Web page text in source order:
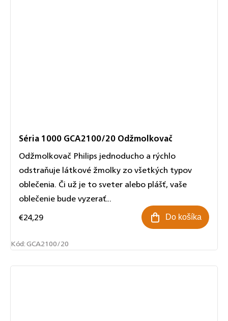
Séria 1000 GCA2100/20 Odžmolkovač
€24,29 Do košíka
Odžmolkovač Philips jednoducho a rýchlo
odstraňuje látkové žmolky zo všetkých typov
oblečenia. Či už je to sveter alebo plášť, vaše
oblečenie bude vyzerať...
Kód:GCA2100/20